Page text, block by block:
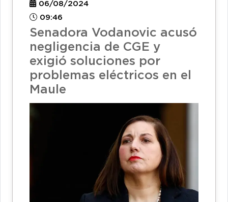
06/08/2024
09:46
Senadora Vodanovic acusó
negligencia de CGE y
exigió soluciones por
problemas eléctricos en el
Maule